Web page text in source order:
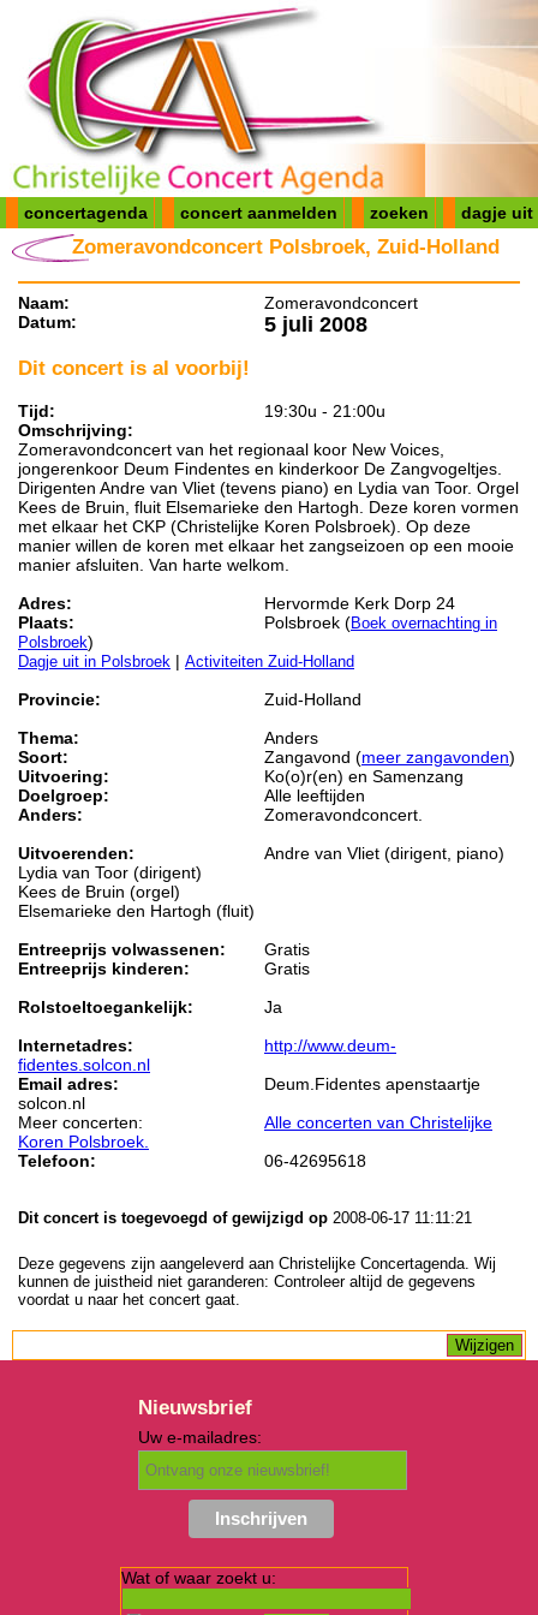
concertagenda concert aanmelden zoeken dagje uit
Zomeravondconcert Polsbroek, Zuid-Holland
Naam:
Zomeravondconcert
Datum:
5 juli 2008
Dit concert is al voorbij!
Tijd:
19:30u - 21:00u
Omschrijving:
Zomeravondconcert van het regionaal koor New Voices,
jongerenkoor Deum Findentes en kinderkoor De Zangvogeltjes.
Dirigenten Andre van Vliet (tevens piano) en Lydia van Toor. Orgel
Kees de Bruin, fluit Elsemarieke den Hartogh. Deze koren vormen
met elkaar het CKP (Christelijke Koren Polsbroek). Op deze
manier willen de koren met elkaar het zangseizoen op een mooie
manier afsluiten. Van harte welkom.
Adres:
Hervormde Kerk Dorp 24
Plaats:
Polsbroek (Boek overnachting in
Polsbroek)
Dagje uit in Polsbroek | Activiteiten Zuid-Holland
Provincie:
Zuid-Holland
Thema:
Anders
Soort:
Zangavond (meer zangavonden)
Uitvoering:
Ko(o)r(en) en Samenzang
Doelgroep:
Alle leeftijden
Anders:
Zomeravondconcert.
Uitvoerenden:
Andre van Vliet (dirigent, piano)
Lydia van Toor (dirigent)
Kees de Bruin (orgel)
Elsemarieke den Hartogh (fluit)
Entreeprijs volwassenen:
Gratis
Entreeprijs kinderen:
Gratis
Rolstoeltoegankelijk:
Ja
Internetadres:
http://www.deum-
fidentes.solcon.nl
Email adres:
Deum.Fidentes apenstaartje
solcon.nl
Meer concerten:
Alle concerten van Christelijke
Koren Polsbroek.
Telefoon:
06-42695618
Dit concert is toegevoegd of gewijzigd op 2008-06-17 11:11:21
Deze gegevens zijn aangeleverd aan Christelijke Concertagenda. Wij
kunnen de juistheid niet garanderen: Controleer altijd de gegevens
voordat u naar het concert gaat.
Nieuwsbrief
Uw e-mailadres:
Wat of waar zoekt u: